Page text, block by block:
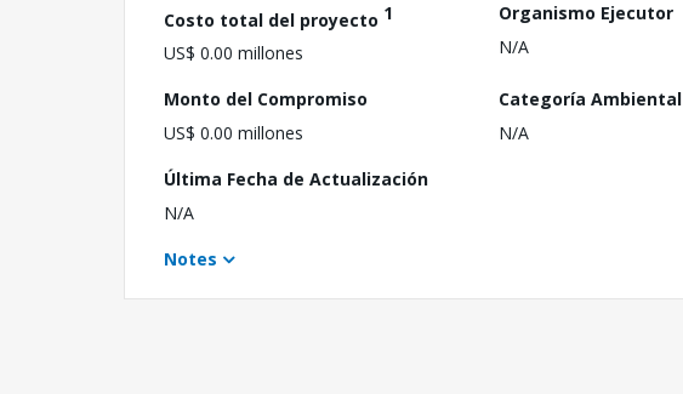
Costo total del proyecto 1
US$ 0.00 millones
Organismo Ejecutor
N/A
Monto del Compromiso
US$ 0.00 millones
Categoría Ambiental
N/A
Última Fecha de Actualización
N/A
Notes